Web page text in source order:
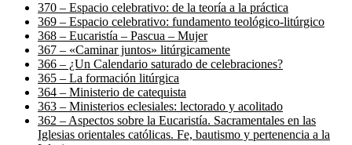
370 – Espacio celebrativo: de la teoría a la práctica
369 – Espacio celebrativo: fundamento teológico-litúrgico
368 – Eucaristía – Pascua – Mujer
367 – «Caminar juntos» litúrgicamente
366 – ¿Un Calendario saturado de celebraciones?
365 – La formación litúrgica
364 – Ministerio de catequista
363 – Ministerios eclesiales: lectorado y acolitado
362 – Aspectos sobre la Eucaristía. Sacramentales en las
Iglesias orientales católicas. Fe, bautismo y pertenencia a la